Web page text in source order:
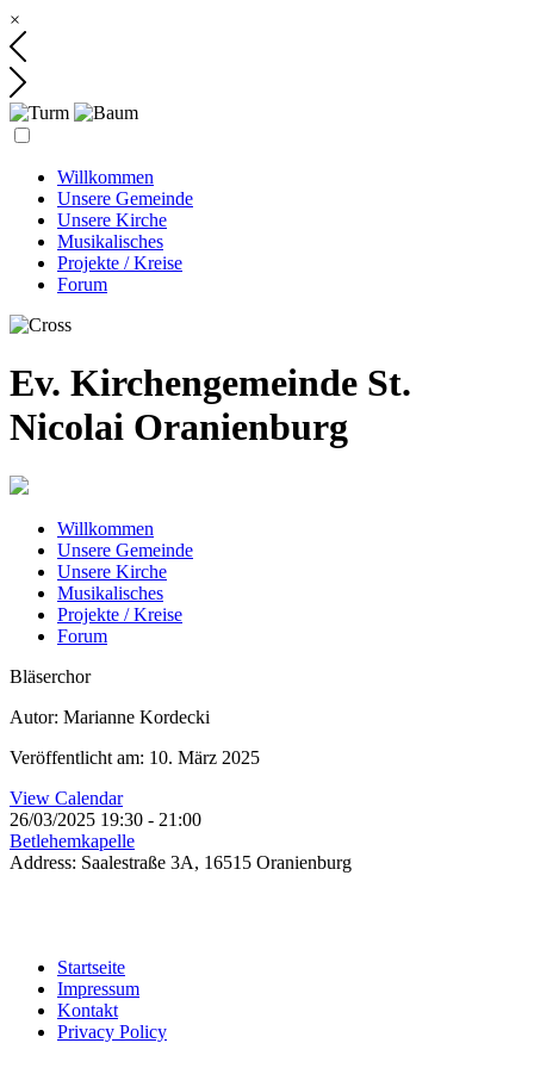
×
Willkommen
Unsere Gemeinde
Unsere Kirche
Musikalisches
Projekte / Kreise
Forum
Ev. Kirchengemeinde St.
Nicolai Oranienburg
Willkommen
Unsere Gemeinde
Unsere Kirche
Musikalisches
Projekte / Kreise
Forum
Bläserchor
Autor: Marianne Kordecki
Veröffentlicht am: 10. März 2025
View Calendar
26/03/2025 19:30 - 21:00
Betlehemkapelle
Address: Saalestraße 3A, 16515 Oranienburg
Startseite
Impressum
Kontakt
Privacy Policy